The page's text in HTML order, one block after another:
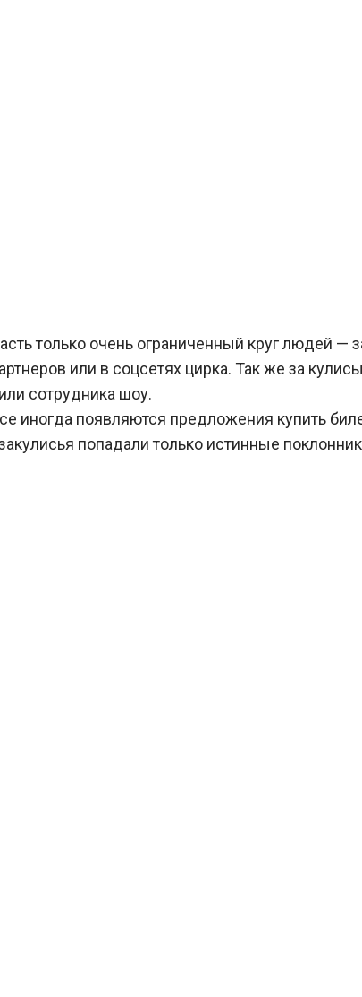
только очень ограниченный круг людей —
или в соцсетях цирка. Так же за
сотрудника шоу.
иногда появляются предложения купить
попадали только истинные